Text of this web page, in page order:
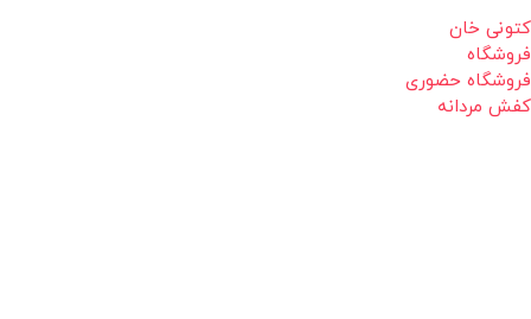
کتونی خان
فروشگاه
فروشگاه حضوری
کفش مردانه